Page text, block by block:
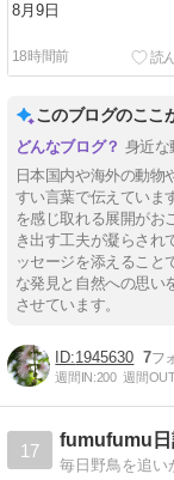
8月9日
18時間前
このブログのここ
身近な
日本国内や海外の動物
すい言葉で伝えていま
を感じ取れる展開がお
き出す工夫が凝らされ
ッセージを添えること
な発見と自然への思い
させています。
1945630 7
週間IN:200 週間
17
fumufumu日